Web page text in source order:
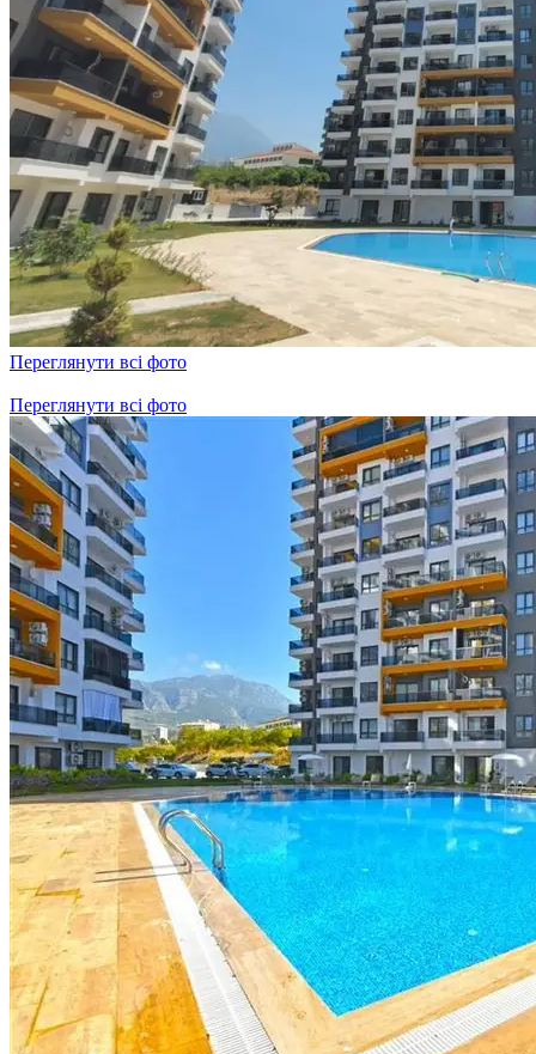
Переглянути всі фото
Переглянути всі фото